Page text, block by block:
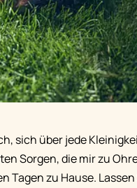
sich über jede
Sorgen, die mir zu
Tagen zu Hause.